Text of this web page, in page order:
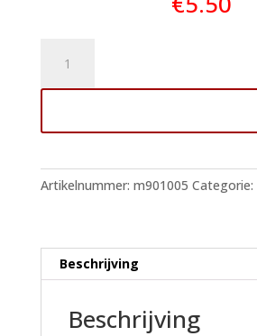
x
mm
2
stuks
Artikelnummer: m901005 Categorie:
Beschrijving
Beschrijving